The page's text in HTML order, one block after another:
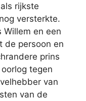
rijkste
versterkte.
Willem en een
de persoon en
prins
tegen
van
van de